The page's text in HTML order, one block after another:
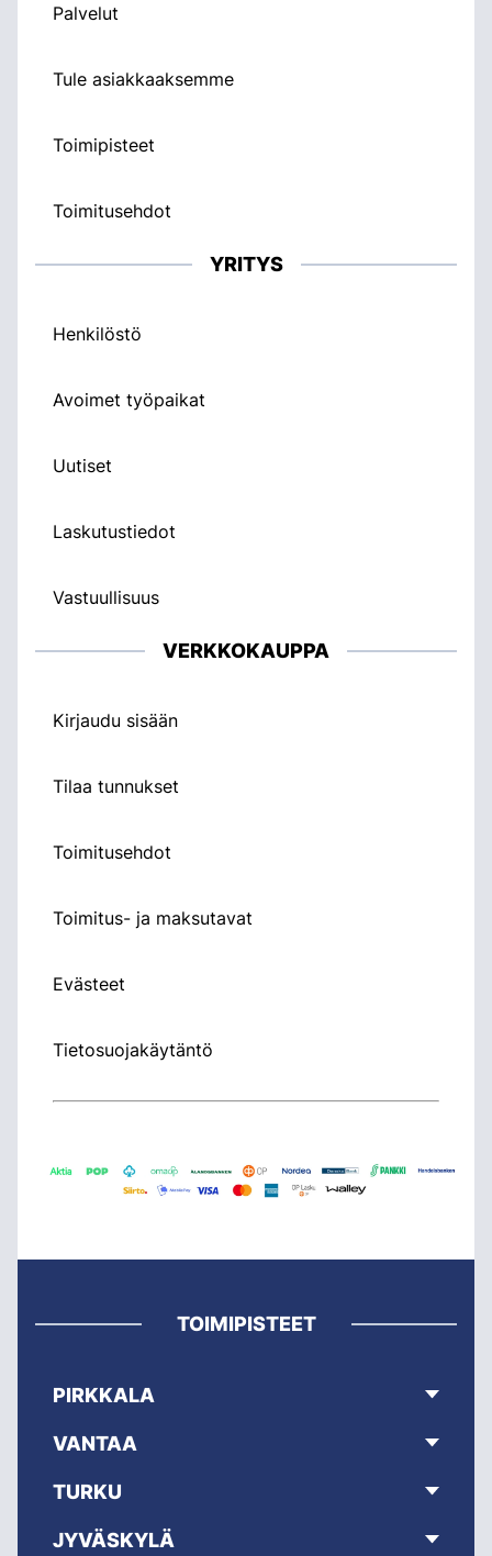
Palvelut
Tule asiakkaaksemme
Toimipisteet
Toimitusehdot
YRITYS
Henkilöstö
Avoimet työpaikat
Uutiset
Laskutustiedot
Vastuullisuus
VERKKOKAUPPA
Kirjaudu sisään
Tilaa tunnukset
Toimitusehdot
Toimitus- ja maksutavat
Evästeet
Tietosuojakäytäntö
TOIMIPISTEET
PIRKKALA
VANTAA
TURKU
JYVÄSKYLÄ